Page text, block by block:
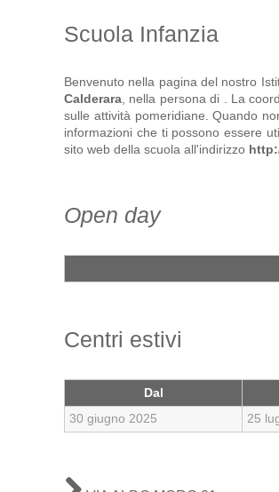
Scuola Infanzia
Benvenuto nella pagina del nostro
Calderara , nella persona di . La
sulle attività pomeridiane. Quando
informazioni che ti possono essere
sito web della scuola all'indirizzo
Open day
Centri estivi
Dal
30 giugno 2025
25